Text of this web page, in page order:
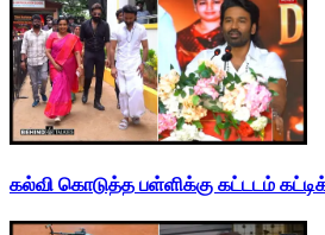
கல்வி கொடுத்த பள்ளிக்கு கட்டடம்